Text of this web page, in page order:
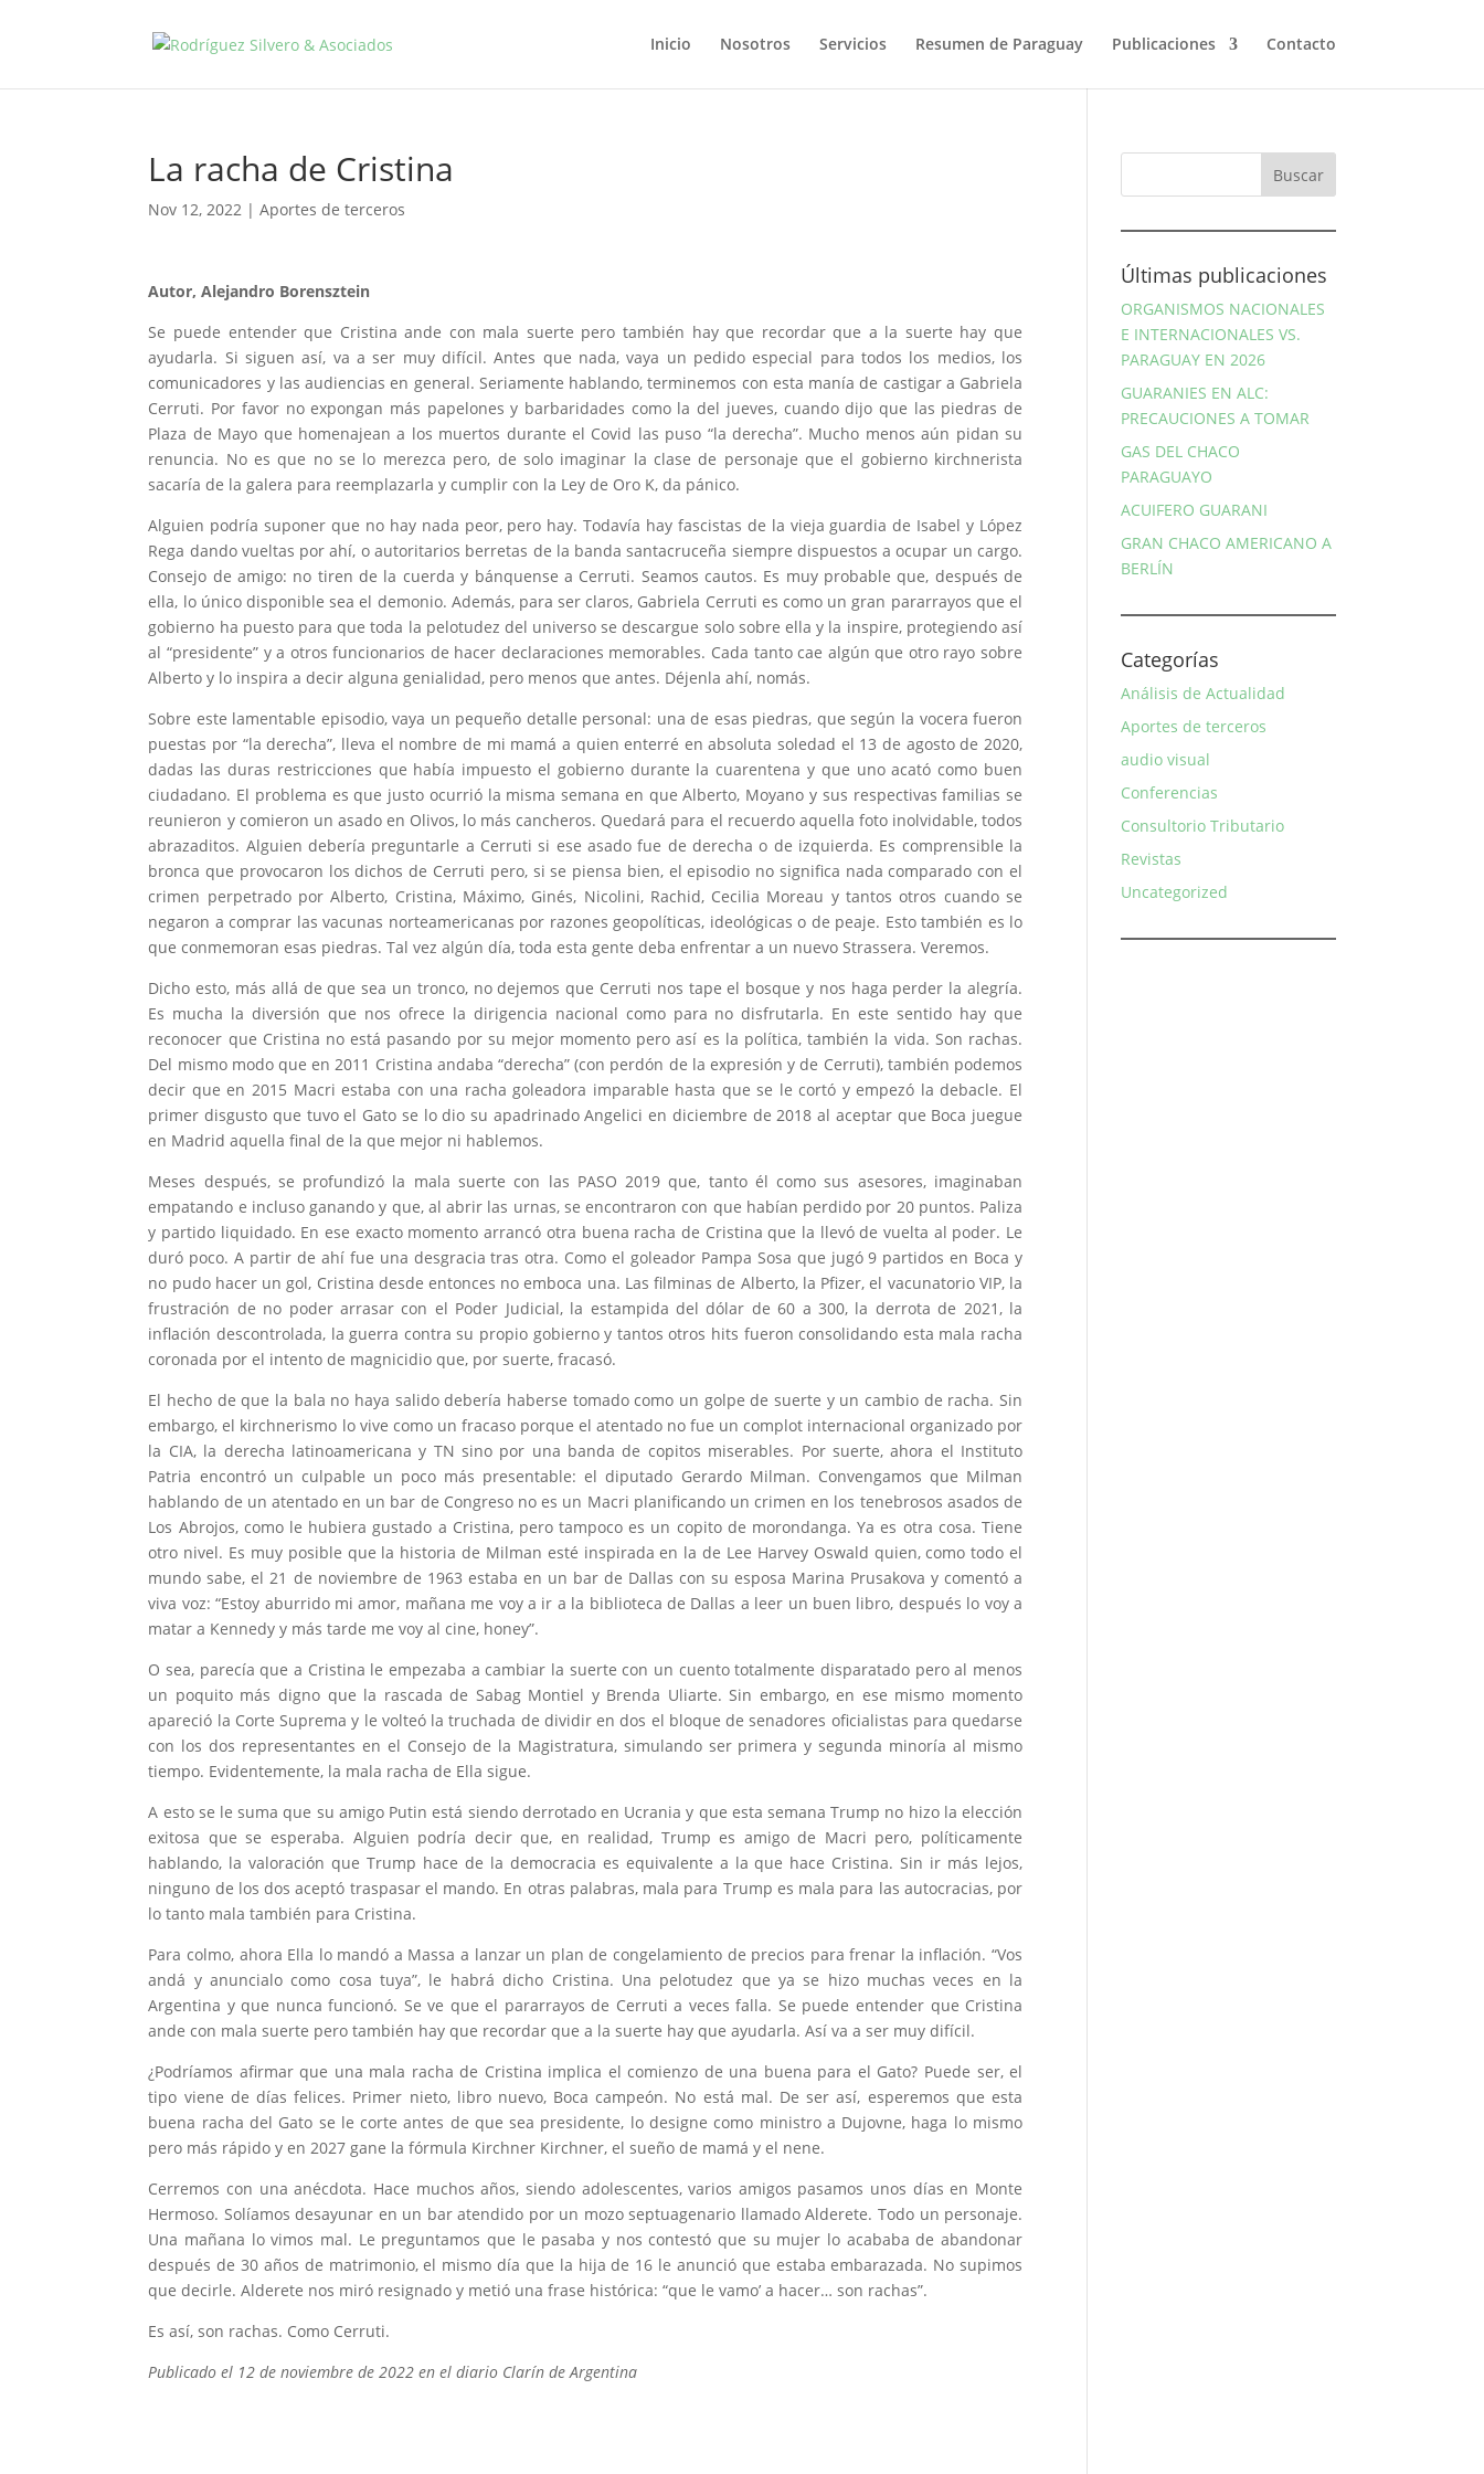
Inicio Nosotros Servicios Resumen de Paraguay Publicaciones Contacto
La racha de Cristina
Nov 12, 2022 |Aportes de terceros
Autor, Alejandro Borensztein
Se puede entender que Cristina ande con mala suerte pero también hay que recordar que a la suerte hay que
ayudarla. Si siguen así, va a ser muy difícil. Antes que nada, vaya un pedido especial para todos los medios, los
comunicadores y las audiencias en general. Seriamente hablando, terminemos con esta manía de castigar a Gabriela
Cerruti. Por favor no expongan más papelones y barbaridades como la del jueves, cuando dijo que las piedras de
Plaza de Mayo que homenajean a los muertos durante el Covid las puso “la derecha”. Mucho menos aún pidan su
renuncia. No es que no se lo merezca pero, de solo imaginar la clase de personaje que el gobierno kirchnerista
sacaría de la galera para reemplazarla y cumplir con la Ley de Oro K, da pánico.
Alguien podría suponer que no hay nada peor, pero hay. Todavía hay fascistas de la vieja guardia de Isabel y López
Rega dando vueltas por ahí, o autoritarios berretas de la banda santacruceña siempre dispuestos a ocupar un cargo.
Consejo de amigo: no tiren de la cuerda y bánquense a Cerruti. Seamos cautos. Es muy probable que, después de
ella, lo único disponible sea el demonio. Además, para ser claros, Gabriela Cerruti es como un gran pararrayos que el
gobierno ha puesto para que toda la pelotudez del universo se descargue solo sobre ella y la inspire, protegiendo así
al “presidente” y a otros funcionarios de hacer declaraciones memorables. Cada tanto cae algún que otro rayo sobre
Alberto y lo inspira a decir alguna genialidad, pero menos que antes. Déjenla ahí, nomás.
Sobre este lamentable episodio, vaya un pequeño detalle personal: una de esas piedras, que según la vocera fueron
puestas por “la derecha”, lleva el nombre de mi mamá a quien enterré en absoluta soledad el 13 de agosto de 2020,
dadas las duras restricciones que había impuesto el gobierno durante la cuarentena y que uno acató como buen
ciudadano. El problema es que justo ocurrió la misma semana en que Alberto, Moyano y sus respectivas familias se
reunieron y comieron un asado en Olivos, lo más cancheros. Quedará para el recuerdo aquella foto inolvidable, todos
abrazaditos. Alguien debería preguntarle a Cerruti si ese asado fue de derecha o de izquierda. Es comprensible la
bronca que provocaron los dichos de Cerruti pero, si se piensa bien, el episodio no significa nada comparado con el
crimen perpetrado por Alberto, Cristina, Máximo, Ginés, Nicolini, Rachid, Cecilia Moreau y tantos otros cuando se
negaron a comprar las vacunas norteamericanas por razones geopolíticas, ideológicas o de peaje. Esto también es lo
que conmemoran esas piedras. Tal vez algún día, toda esta gente deba enfrentar a un nuevo Strassera. Veremos.
Dicho esto, más allá de que sea un tronco, no dejemos que Cerruti nos tape el bosque y nos haga perder la alegría.
Es mucha la diversión que nos ofrece la dirigencia nacional como para no disfrutarla. En este sentido hay que
reconocer que Cristina no está pasando por su mejor momento pero así es la política, también la vida. Son rachas.
Del mismo modo que en 2011 Cristina andaba “derecha” (con perdón de la expresión y de Cerruti), también podemos
decir que en 2015 Macri estaba con una racha goleadora imparable hasta que se le cortó y empezó la debacle. El
primer disgusto que tuvo el Gato se lo dio su apadrinado Angelici en diciembre de 2018 al aceptar que Boca juegue
en Madrid aquella final de la que mejor ni hablemos.
Meses después, se profundizó la mala suerte con las PASO 2019 que, tanto él como sus asesores, imaginaban
empatando e incluso ganando y que, al abrir las urnas, se encontraron con que habían perdido por 20 puntos. Paliza
y partido liquidado. En ese exacto momento arrancó otra buena racha de Cristina que la llevó de vuelta al poder. Le
duró poco. A partir de ahí fue una desgracia tras otra. Como el goleador Pampa Sosa que jugó 9 partidos en Boca y
no pudo hacer un gol, Cristina desde entonces no emboca una. Las filminas de Alberto, la Pfizer, el vacunatorio VIP, la
frustración de no poder arrasar con el Poder Judicial, la estampida del dólar de 60 a 300, la derrota de 2021, la
inflación descontrolada, la guerra contra su propio gobierno y tantos otros hits fueron consolidando esta mala racha
coronada por el intento de magnicidio que, por suerte, fracasó.
El hecho de que la bala no haya salido debería haberse tomado como un golpe de suerte y un cambio de racha. Sin
embargo, el kirchnerismo lo vive como un fracaso porque el atentado no fue un complot internacional organizado por
la CIA, la derecha latinoamericana y TN sino por una banda de copitos miserables. Por suerte, ahora el Instituto
Patria encontró un culpable un poco más presentable: el diputado Gerardo Milman. Convengamos que Milman
hablando de un atentado en un bar de Congreso no es un Macri planificando un crimen en los tenebrosos asados de
Los Abrojos, como le hubiera gustado a Cristina, pero tampoco es un copito de morondanga. Ya es otra cosa. Tiene
otro nivel. Es muy posible que la historia de Milman esté inspirada en la de Lee Harvey Oswald quien, como todo el
mundo sabe, el 21 de noviembre de 1963 estaba en un bar de Dallas con su esposa Marina Prusakova y comentó a
viva voz: “Estoy aburrido mi amor, mañana me voy a ir a la biblioteca de Dallas a leer un buen libro, después lo voy a
matar a Kennedy y más tarde me voy al cine, honey”.
O sea, parecía que a Cristina le empezaba a cambiar la suerte con un cuento totalmente disparatado pero al menos
un poquito más digno que la rascada de Sabag Montiel y Brenda Uliarte. Sin embargo, en ese mismo momento
apareció la Corte Suprema y le volteó la truchada de dividir en dos el bloque de senadores oficialistas para quedarse
con los dos representantes en el Consejo de la Magistratura, simulando ser primera y segunda minoría al mismo
tiempo. Evidentemente, la mala racha de Ella sigue.
A esto se le suma que su amigo Putin está siendo derrotado en Ucrania y que esta semana Trump no hizo la elección
exitosa que se esperaba. Alguien podría decir que, en realidad, Trump es amigo de Macri pero, políticamente
hablando, la valoración que Trump hace de la democracia es equivalente a la que hace Cristina. Sin ir más lejos,
ninguno de los dos aceptó traspasar el mando. En otras palabras, mala para Trump es mala para las autocracias, por
lo tanto mala también para Cristina.
Para colmo, ahora Ella lo mandó a Massa a lanzar un plan de congelamiento de precios para frenar la inflación. “Vos
andá y anuncialo como cosa tuya”, le habrá dicho Cristina. Una pelotudez que ya se hizo muchas veces en la
Argentina y que nunca funcionó. Se ve que el pararrayos de Cerruti a veces falla. Se puede entender que Cristina
ande con mala suerte pero también hay que recordar que a la suerte hay que ayudarla. Así va a ser muy difícil.
¿Podríamos afirmar que una mala racha de Cristina implica el comienzo de una buena para el Gato? Puede ser, el
tipo viene de días felices. Primer nieto, libro nuevo, Boca campeón. No está mal. De ser así, esperemos que esta
buena racha del Gato se le corte antes de que sea presidente, lo designe como ministro a Dujovne, haga lo mismo
pero más rápido y en 2027 gane la fórmula Kirchner Kirchner, el sueño de mamá y el nene.
Cerremos con una anécdota. Hace muchos años, siendo adolescentes, varios amigos pasamos unos días en Monte
Hermoso. Solíamos desayunar en un bar atendido por un mozo septuagenario llamado Alderete. Todo un personaje.
Una mañana lo vimos mal. Le preguntamos que le pasaba y nos contestó que su mujer lo acababa de abandonar
después de 30 años de matrimonio, el mismo día que la hija de 16 le anunció que estaba embarazada. No supimos
que decirle. Alderete nos miró resignado y metió una frase histórica: “que le vamo’ a hacer… son rachas”.
Es así, son rachas. Como Cerruti.
Publicado el 12 de noviembre de 2022 en el diario Clarín de Argentina
Últimas publicaciones
ORGANISMOS NACIONALES
E INTERNACIONALES VS.
PARAGUAY EN 2026
GUARANIES EN ALC:
PRECAUCIONES A TOMAR
GAS DEL CHACO
PARAGUAYO
ACUIFERO GUARANI
GRAN CHACO AMERICANO A
BERLÍN
Categorías
Análisis de Actualidad
Aportes de terceros
audio visual
Conferencias
Consultorio Tributario
Revistas
Uncategorized